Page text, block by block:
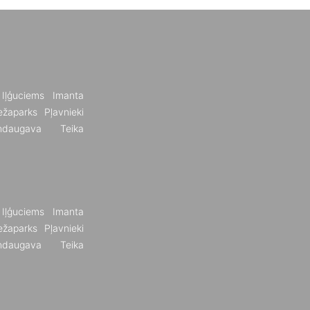
Iļģuciems
Imanta
Pļavnieki
Teika
Iļģuciems
Imanta
Pļavnieki
Teika